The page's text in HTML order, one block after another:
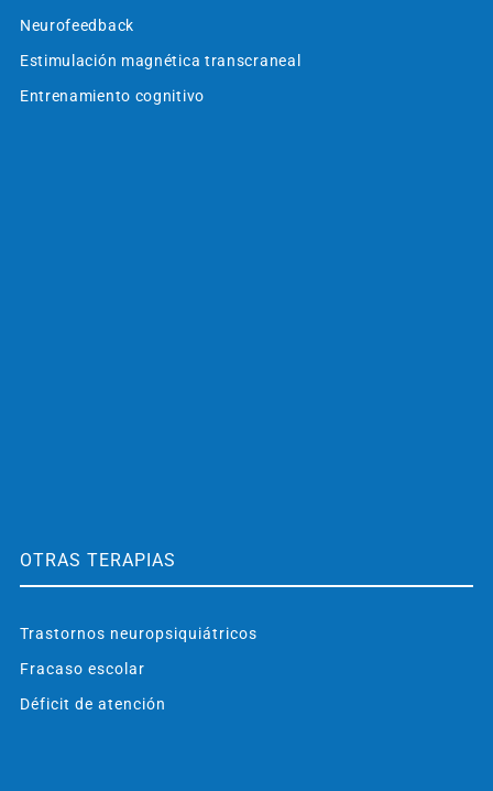
Neurofeedback
Estimulación magnética transcraneal
Entrenamiento cognitivo
OTRAS TERAPIAS
Trastornos neuropsiquiátricos
Fracaso escolar
Déficit de atención